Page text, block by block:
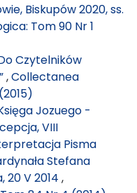
Biskupów 2020, ss.
Tom 90 Nr 1
Czytelników
,Collectanea
Jozuego -
VIII
Pisma
Stefana
20 V 2014 ,